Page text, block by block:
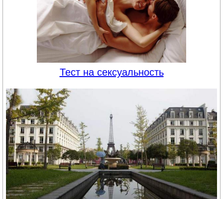
Тест на сексуальность